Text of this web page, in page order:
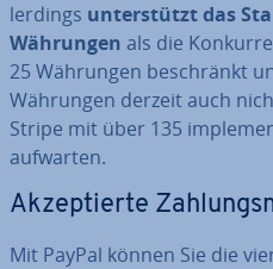
ler­dings un­ter­stützt das
Währungen als die
25 Währungen be­schränkt
Währungen derzeit auch
Stripe mit über 135
aufwarten.
Ak­zep­tier­te
Mit PayPal können Sie die